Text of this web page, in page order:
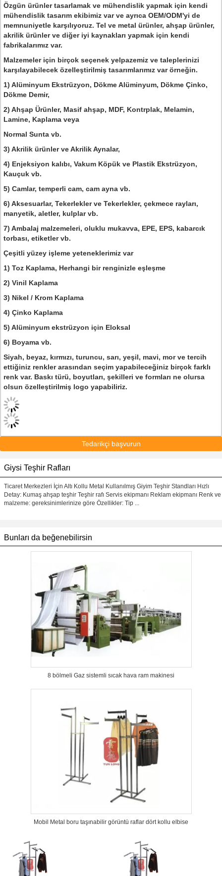
Özgün ürünler tasarlamak ve mühendislik yapmak için kendi
mühendislik tasarım ekibimiz var ve ayrıca OEM/ODM'yi de
memnuniyetle karşılıyoruz. Tel ve metal ürünler, ahşap ürünler,
akrilik ürünler ve diğer iyi kaynakları yapmak için kendi
fabrikalarımız var.
Malzemeler için birçok seçenek yelpazemiz ve taleplerinizi
karşılayabilecek özelleştirilmiş tasarımlarımız var örneğin.
1) Alüminyum Ekstrüzyon, Dökme Alüminyum, Dökme Çinko,
Dökme Demir,
2) Ahşap Ürünler, Masif ahşap, MDF, Kontrplak, Melamin,
Lamine, Kaplama veya
Normal Sunta vb.
3) Akrilik ürünler ve Akrilik Aynalar,
4) Enjeksiyon kalıbı, Vakum Köpük ve Plastik Ekstrüzyon,
Kauçuk vb.
5) Camlar, temperli cam, cam ayna vb.
6) Aksesuarlar, Tekerlekler ve Tekerlekler, çekmece rayları,
manyetik, aletler, kulplar vb.
7) Ambalaj malzemeleri, oluklu mukavva, EPE, EPS, kabarcık
torbası, etiketler vb.
Çeşitli yüzey işleme yeteneklerimiz var
1) Toz Kaplama, Herhangi bir renginizle eşleşme
2) Vinil Kaplama
3) Nikel / Krom Kaplama
4) Çinko Kaplama
5) Alüminyum ekstrüzyon için Eloksal
6) Boyama vb.
Siyah, beyaz, kırmızı, turuncu, sarı, yeşil, mavi, mor ve tercih
ettiğiniz renkler arasından seçim yapabileceğiniz birçok farklı
renk var. Baskı türü, boyutları, şekilleri ve formları ne olursa
olsun özelleştirilmiş logo yapabiliriz.
Tedarikçi başvurun
Giysi Teşhir Rafları
Ticaret Merkezleri İçin Altı Kollu Metal Kullanılmış Giyim Teşhir Standları Hızlı
Detay: Kumaş ahşap teşhir Teşhir rafı Servis ekipmanı Reklam ekipmanı Renk ve
malzeme: gereksinimlerinize göre Özellikler: Tip ...
Bunları da beğenebilirsin
8 bölmeli Gaz sistemli sıcak hava ram makinesi
Mobil Metal boru taşınabilir görüntü raflar dört kollu elbise